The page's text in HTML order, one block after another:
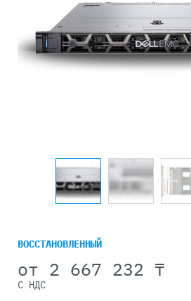
ВОССТАНОВЛЕННЫЙ
от 2 667 232 ₸
С НДС